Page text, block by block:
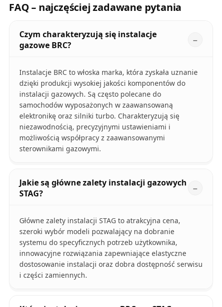
FAQ – najczęściej zadawane pytania
Czym charakteryzują się instalacje
gazowe BRC?
Instalacje BRC to włoska marka, która zyskała uznanie
dzięki produkcji wysokiej jakości komponentów do
instalacji gazowych. Są często polecane do
samochodów wyposażonych w zaawansowaną
elektronikę oraz silniki turbo. Charakteryzują się
niezawodnością, precyzyjnymi ustawieniami i
możliwością współpracy z zaawansowanymi
sterownikami gazowymi.
Jakie są główne zalety instalacji gazowych
STAG?
Główne zalety instalacji STAG to atrakcyjna cena,
szeroki wybór modeli pozwalający na dobranie
systemu do specyficznych potrzeb użytkownika,
innowacyjne rozwiązania zapewniające elastyczne
dostosowanie instalacji oraz dobra dostępność serwisu
i części zamiennych.